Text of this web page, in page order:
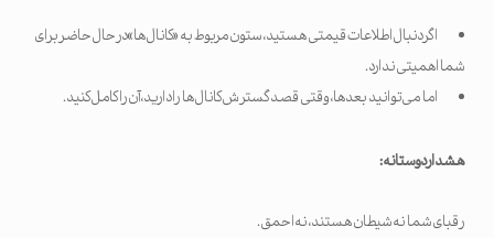
اگر دنبال اطلاعات قیمتی هستید، ستون مربوط به «کانال‌ها» در حال حاضر برای
شما اهمیتی ندارد.
اما می‌توانید بعدها، وقتی قصد گسترش کانال‌ها را دارید، آن را کامل کنید.
هشدار دوستانه:
رقبای شما نه شیطان هستند، نه احمق.